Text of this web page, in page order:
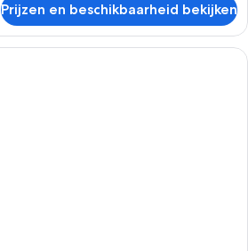
Prijzen en beschikbaarheid bekijken